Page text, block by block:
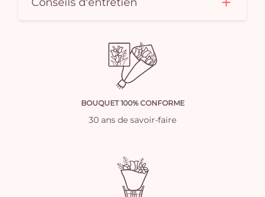
BOUQUET 100% CONFORME
30 ans de savoir-faire